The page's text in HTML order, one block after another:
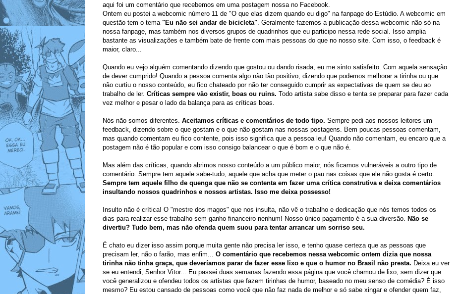
aqui foi um comentário que recebemos em uma postagem nossa no Facebook.
Ontem eu postei a webcomic número 11 de "O que elas dizem quando eu digo" na fanpage do Estúdio. A webcomic em
questão tem o tema "Eu não sei andar de bicicleta" . Geralmente fazemos a publicação dessa webcomic não só na
nossa fanpage, mas também nos diversos grupos de quadrinhos que eu participo nessa rede social. Isso amplia
bastante as visualizações e também bate de frente com mais pessoas do que no nosso site. Com isso, o feedback é
maior, claro...
Quando eu vejo alguém comentando dizendo que gostou ou dando risada, eu me sinto satisfeito. Com aquela sensação
de dever cumprido! Quando a pessoa comenta algo não tão positivo, dizendo que podemos melhorar a tirinha ou que
não curtiu o nosso conteúdo, eu fico chateado por não ter conseguido cumprir as expectativas de quem se deu ao
trabalho de ler. Críticas sempre vão existir, boas ou ruins. Todo artista sabe disso e tenta se preparar para fazer cada
vez melhor e pesar o lado da balança para as críticas boas.
Nós não somos diferentes. Aceitamos críticas e comentários de todo tipo. Sempre pedi aos nossos leitores um
feedback, dizendo sobre o que gostam e o que não gostam nas nossas postagens. Bem poucas pessoas comentam,
mas quando comentam eu fico contente, pois isso significa que a pessoa leu! Quando não comentam, eu encaro que a
postagem não é tão popular e com isso consigo balancear o que é bom e o que não é.
Mas além das críticas, quando abrimos nosso conteúdo a um público maior, nós ficamos vulneráveis a outro tipo de
comentário. Sempre tem aquele sabe-tudo, aquele que acha que meter o pau nas coisas que ele não gosta é certo.
Sempre tem aquele filho de quenga que não se contenta em fazer uma crítica construtiva e deixa comentários
insultando nossos quadrinhos e nossos artistas. Isso me deixa possesso!
Insulto não é crítica! O "mestre dos magos" que nos insulta, não vê o trabalho e dedicação que nós temos todos os
dias para realizar esse trabalho sem ganho financeiro nenhum! Nosso único pagamento é a sua diversão.
Não se
divertiu? Tudo bem, mas não ofenda quem suou para tentar arrancar um sorriso seu.
É chato eu dizer isso assim porque muita gente não precisa ler isso, e tenho quase certeza que as pessoas que
precisam ler, não o farão, mas enfim... O comentário que recebemos nessa webcomic ontem dizia que nossa
tirinha não tinha graça, que deveríamos parar de fazer esse lixo e que o humor no Brasil não presta. Deixa eu ver
se eu entendi, Senhor Vitor... Eu passei duas semanas fazendo essa página que você chamou de lixo, sem dizer que
você generalizou e ofendeu todos os artistas que fazem tirinhas de humor, baseado no meu senso de comédia? É isso
mesmo? Eu estou cansado de pessoas como você que não faz nada de melhor e só sabe xingar e ofender quem faz,